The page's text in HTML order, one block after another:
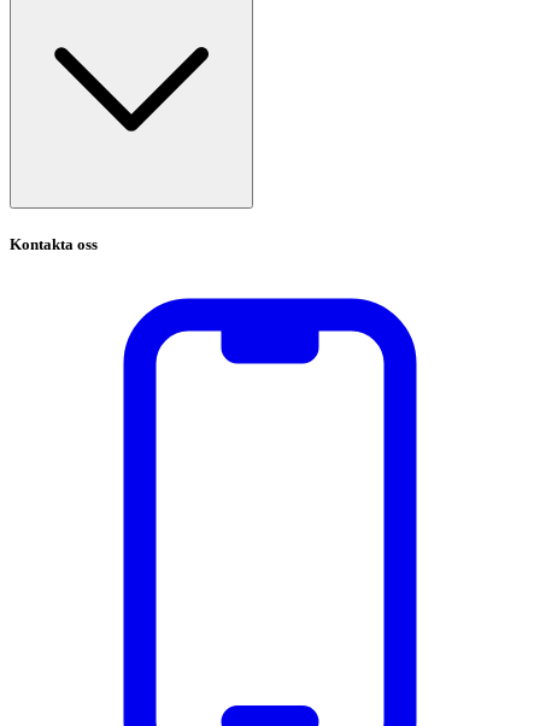
Kontakta oss